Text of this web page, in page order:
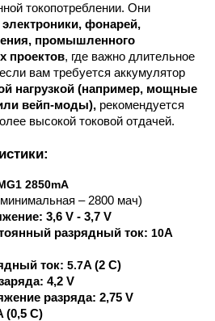
токопотреблении. Они
электроники, фонарей,
промышленного
проектов, где важно длительное
вам требуется аккумулятор
нагрузкой (например, мощные
вейп-моды), рекомендуется
высокой токовой отдачей.
2850mA
– 2800 мач)
3,6 V - 3,7 V
разрядный ток: 10A
дный ток: 5.7A (2 C)
4,2 V
разряда: 2,75 V
(0,5 C)